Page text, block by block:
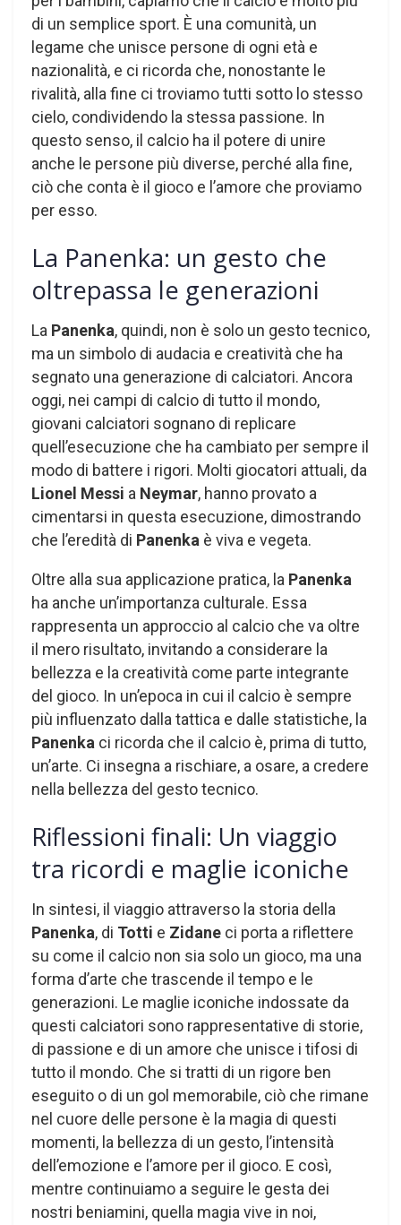
di un semplice sport. È una comunità, un
legame che unisce persone di ogni età e
nazionalità, e ci ricorda che, nonostante le
rivalità, alla fine ci troviamo tutti sotto lo stesso
cielo, condividendo la stessa passione. In
questo senso, il calcio ha il potere di unire
anche le persone più diverse, perché alla fine,
ciò che conta è il gioco e l’amore che proviamo
per esso.
La Panenka: un gesto che
oltrepassa le generazioni
La Panenka, quindi, non è solo un gesto tecnico,
ma un simbolo di audacia e creatività che ha
segnato una generazione di calciatori. Ancora
oggi, nei campi di calcio di tutto il mondo,
giovani calciatori sognano di replicare
quell’esecuzione che ha cambiato per sempre il
modo di battere i rigori. Molti giocatori attuali, da
Lionel Messi a Neymar, hanno provato a
cimentarsi in questa esecuzione, dimostrando
che l’eredità di Panenka è viva e vegeta.
Oltre alla sua applicazione pratica, la Panenka
ha anche un’importanza culturale. Essa
rappresenta un approccio al calcio che va oltre
il mero risultato, invitando a considerare la
bellezza e la creatività come parte integrante
del gioco. In un’epoca in cui il calcio è sempre
più influenzato dalla tattica e dalle statistiche, la
Panenka ci ricorda che il calcio è, prima di tutto,
un’arte. Ci insegna a rischiare, a osare, a credere
nella bellezza del gesto tecnico.
Riflessioni finali: Un viaggio
tra ricordi e maglie iconiche
In sintesi, il viaggio attraverso la storia della
Panenka, di Totti e Zidane ci porta a riflettere
su come il calcio non sia solo un gioco, ma una
forma d’arte che trascende il tempo e le
generazioni. Le maglie iconiche indossate da
questi calciatori sono rappresentative di storie,
di passione e di un amore che unisce i tifosi di
tutto il mondo. Che si tratti di un rigore ben
eseguito o di un gol memorabile, ciò che rimane
nel cuore delle persone è la magia di questi
momenti, la bellezza di un gesto, l’intensità
dell’emozione e l’amore per il gioco. E così,
mentre continuiamo a seguire le gesta dei
nostri beniamini, quella magia vive in noi,